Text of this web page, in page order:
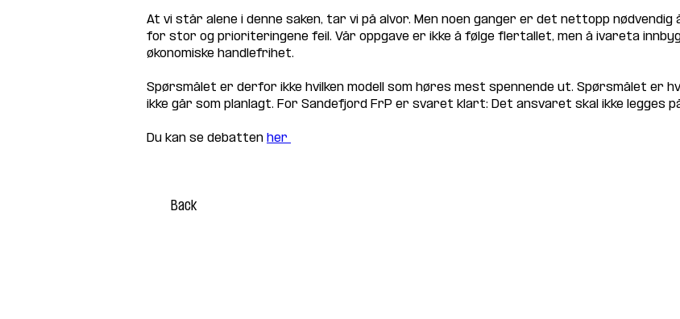
At vi står alene i denne saken, tar vi på alvor. Men noen ganger er det nettopp
for stor og prioriteringene feil. Vår oppgave er ikke å følge flertallet, men å ivareta
økonomiske handlefrihet.
Spørsmålet er derfor ikke hvilken modell som høres mest spennende ut. Spørsmålet er
ikke går som planlagt. For Sandefjord FrP er svaret klart: Det ansvaret skal ikke legges
Du kan se debatten her
Back